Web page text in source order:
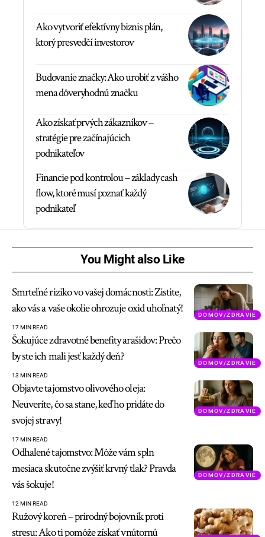
Ako vytvoriť efektívny biznis plán,
ktorý presvedčí investorov
Budovanie značky: Ako urobiť z vášho
mena dôveryhodnú značku
Ako získať prvých zákazníkov –
stratégie pre začínajúcich
podnikateľov
Financie pod kontrolou – základy cash
flow, ktoré musí poznať každý
podnikateľ
You Might also Like
DOMOV/ZDRAVIE
Smrteľné riziko vo vašej domácnosti: Zistite,
ako vás a vaše okolie ohrozuje oxid uhoľnatý!
17 MIN READ
DOMOV/ZDRAVIE
Šokujúce zdravotné benefity arašidov: Prečo
by ste ich mali jesť každý deň?
13 MIN READ
DOMOV/ZDRAVIE
Objavte tajomstvo olivového oleja:
Neuveríte, čo sa stane, keď ho pridáte do
svojej stravy!
17 MIN READ
DOMOV/ZDRAVIE
Odhalené tajomstvo: Môže vám spln
mesiaca skutočne zvýšiť krvný tlak? Pravda
vás šokuje!
12 MIN READ
Ružový koreň – prírodný bojovník proti
stresu: Ako ti pomôže získať vnútornú